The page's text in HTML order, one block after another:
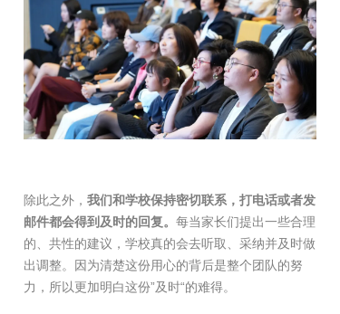
除此之外， 我们和学校保持密切联系，打电话或者发
邮件都会得到及时的回复。 每当家长们提出一些合理
的、共性的建议，学校真的会去听取、采纳并及时做
出调整。因为清楚这份用心的背后是整个团队的努
力，所以更加明白这份”及时“的难得。